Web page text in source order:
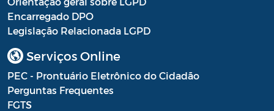
Comunitário de Saúde e Agente de
Combate às Endemias
Medicamentos Essenciais
Saúde - Termo de opção para enfermeiros
Encarregado DPO
Legislação Relacionada LGPD
Serviços Online
PEC - Prontuário Eletrônico do Cidadão
Perguntas Frequentes
FGTS